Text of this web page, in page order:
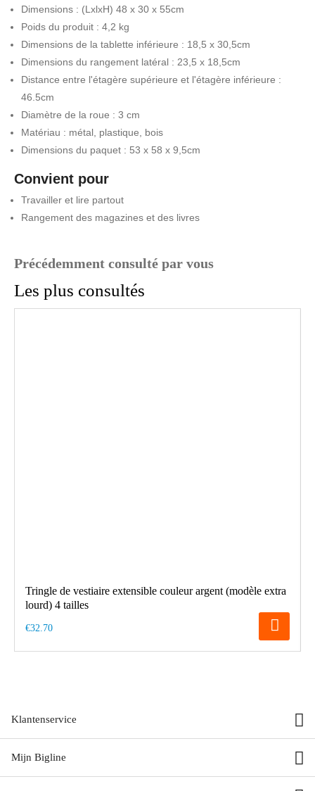
Dimensions : (LxlxH) 48 x 30 x 55cm
Poids du produit : 4,2 kg
Dimensions de la tablette inférieure : 18,5 x 30,5cm
Dimensions du rangement latéral : 23,5 x 18,5cm
Distance entre l'étagère supérieure et l'étagère inférieure :
46.5cm
Diamètre de la roue : 3 cm
Matériau : métal, plastique, bois
Dimensions du paquet : 53 x 58 x 9,5cm
Convient pour
Travailler et lire partout
Rangement des magazines et des livres
Précédemment consulté par vous
Les plus consultés
Tringle de vestiaire extensible couleur argent (modèle extra
lourd) 4 tailles
€32.70
Klantenservice
Mijn Bigline